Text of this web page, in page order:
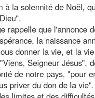
à la solennité de Noël,
rappelle que l'annonce
la naissance
donner la vie, et la
Seigneur Jésus",
de notre pays, "pour
priver du don de la